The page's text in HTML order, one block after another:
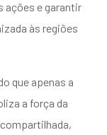
ações e garantir
às regiões
que apenas a
a força da